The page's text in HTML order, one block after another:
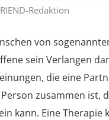
Redaktion
von
sein Verlangen
die eine
zusammen ist,
kann. Eine Therapie